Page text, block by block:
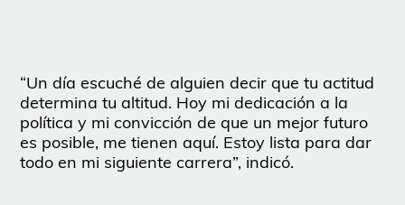
“Un día escuché de alguien decir que tu actitud
determina tu altitud. Hoy mi dedicación a la
política y mi convicción de que un mejor futuro
es posible, me tienen aquí. Estoy lista para dar
todo en mi siguiente carrera”, indicó.